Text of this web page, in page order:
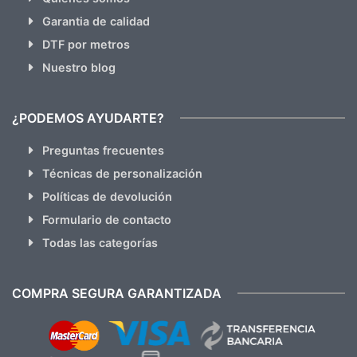
Garantia de calidad
DTF por metros
Nuestro blog
¿PODEMOS AYUDARTE?
Preguntas frecuentes
Técnicas de personalización
Políticas de devolución
Formulario de contacto
Todas las categorías
COMPRA SEGURA GARANTIZADA